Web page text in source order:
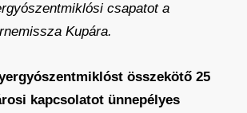
csapatot a
Kupára.
összekötő 25
kapcsolatot ünnepélyes